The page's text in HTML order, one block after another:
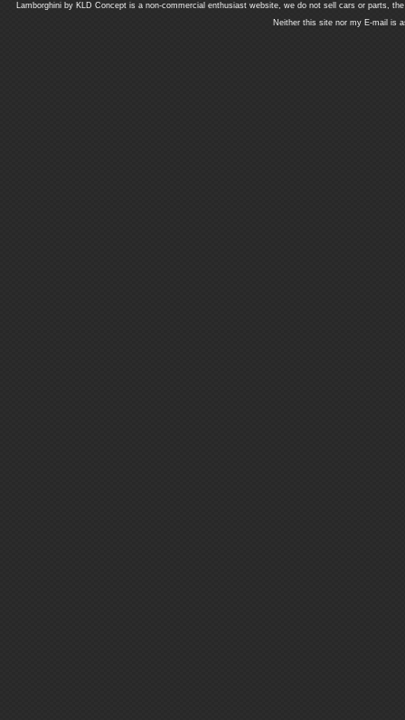
Lamborghini by KLD Concept is a non-commercial enthusiast website, we do not sell cars or parts,
Neither this site nor my E-mail is